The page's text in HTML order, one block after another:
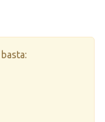
basta: